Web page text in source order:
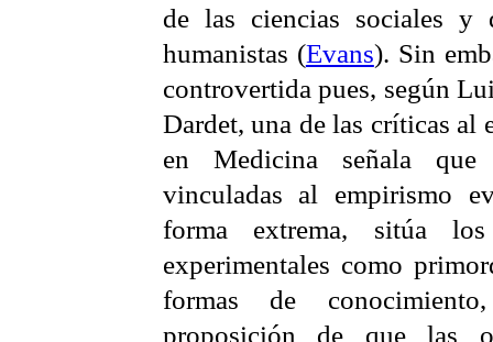
de las ciencias sociales y
humanistas (Evans). Sin
controvertida pues, según
Dardet, una de las críticas al
en Medicina señala que
vinculadas al empirismo
forma extrema, sitúa
experimentales como
formas de
proposición de que las